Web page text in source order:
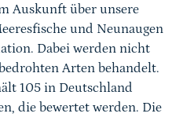
Auskunft über unsere
und Neunaugen
Dabei werden nicht
Arten behandelt.
105 in Deutschland
die bewertet werden. Die